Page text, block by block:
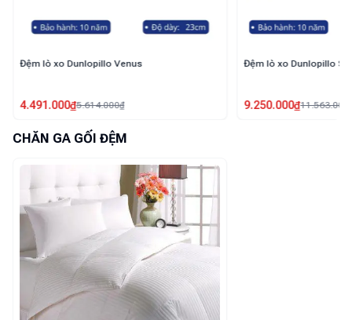
Đệm lò xo Dunlopillo Spine O Master
9.250.000₫11.563.000₫
Đệm lò xo túi độc lập
4.525.000₫6.465.000
CHĂN GA GỐI ĐỆM